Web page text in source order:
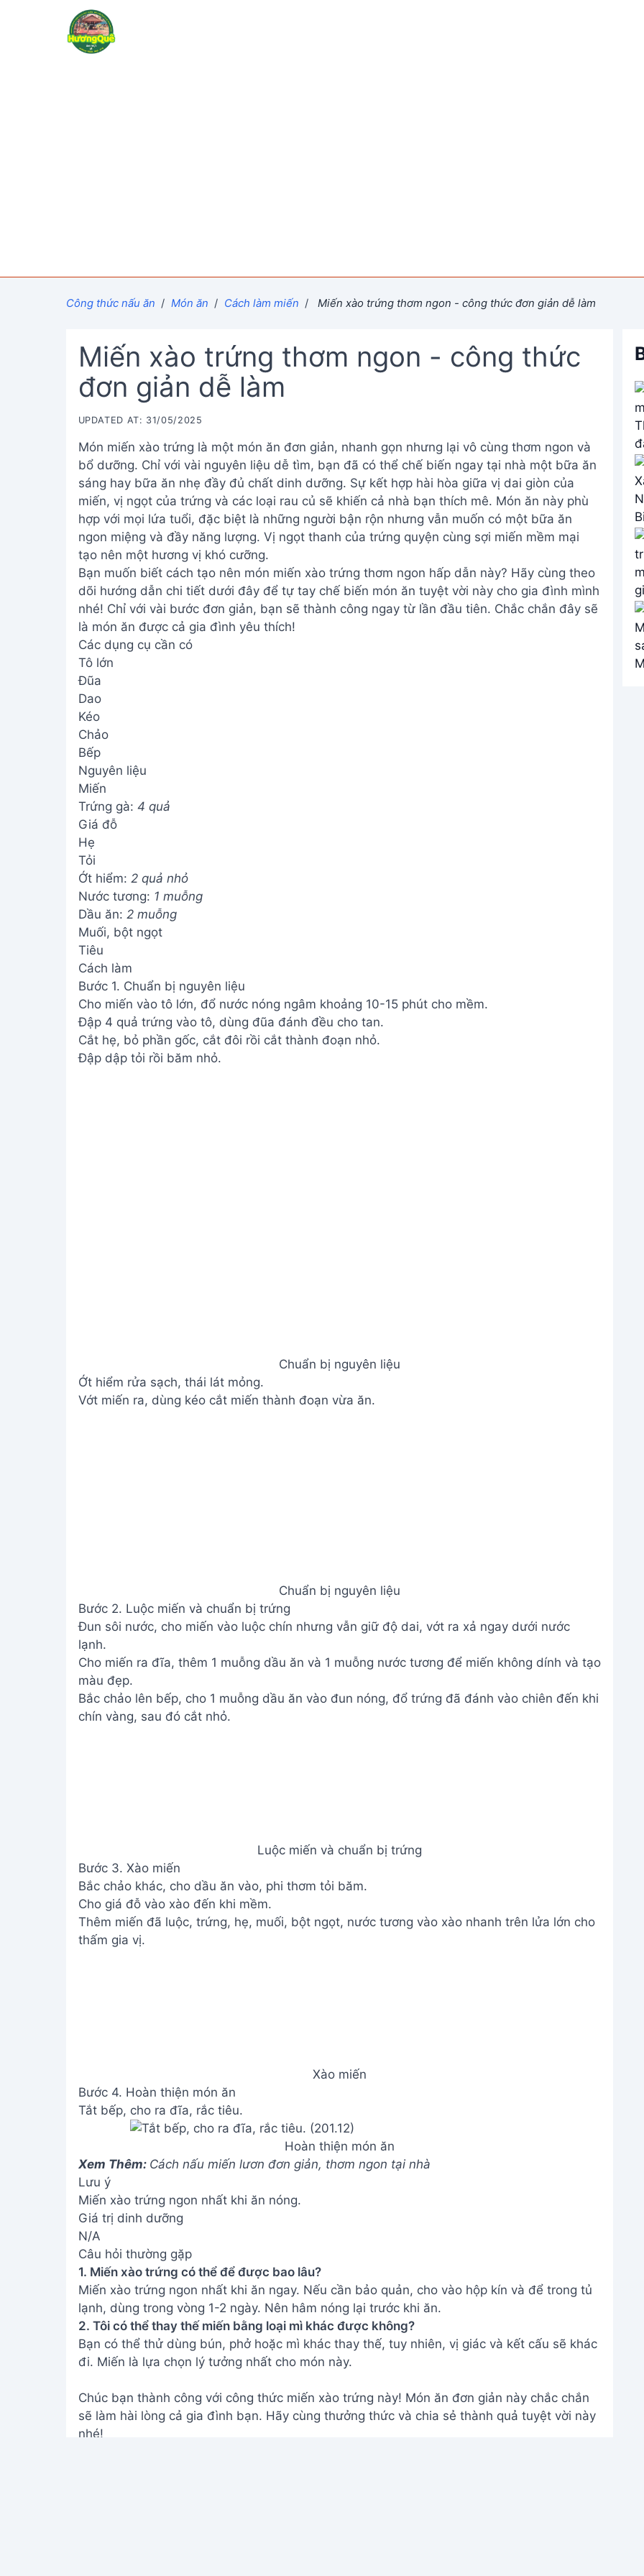
Công thức nấu ăn / Món ăn / Cách làm miến / Miến xào trứng thơm ngon - công thức đơn giản dễ làm
Miến xào trứng thơm ngon - công thức
đơn giản dễ làm
UPDATED AT: 31/05/2025
Món miến xào trứng là một món ăn đơn giản, nhanh gọn nhưng lại vô cùng thơm ngon và
bổ dưỡng. Chỉ với vài nguyên liệu dễ tìm, bạn đã có thể chế biến ngay tại nhà một bữa ăn
sáng hay bữa ăn nhẹ đầy đủ chất dinh dưỡng. Sự kết hợp hài hòa giữa vị dai giòn của
miến, vị ngọt của trứng và các loại rau củ sẽ khiến cả nhà bạn thích mê. Món ăn này phù
hợp với mọi lứa tuổi, đặc biệt là những người bận rộn nhưng vẫn muốn có một bữa ăn
ngon miệng và đầy năng lượng. Vị ngọt thanh của trứng quyện cùng sợi miến mềm mại
tạo nên một hương vị khó cưỡng.
Bạn muốn biết cách tạo nên món miến xào trứng thơm ngon hấp dẫn này? Hãy cùng theo
dõi hướng dẫn chi tiết dưới đây để tự tay chế biến món ăn tuyệt vời này cho gia đình mình
nhé! Chỉ với vài bước đơn giản, bạn sẽ thành công ngay từ lần đầu tiên. Chắc chắn đây sẽ
là món ăn được cả gia đình yêu thích!
Các dụng cụ cần có
Tô lớn
Đũa
Dao
Kéo
Chảo
Bếp
Nguyên liệu
Miến
Trứng gà: 4 quả
Giá đỗ
Hẹ
Tỏi
Ớt hiểm: 2 quả nhỏ
Nước tương: 1 muỗng
Dầu ăn: 2 muỗng
Muối, bột ngọt
Tiêu
Cách làm
Bước 1. Chuẩn bị nguyên liệu
Cho miến vào tô lớn, đổ nước nóng ngâm khoảng 10-15 phút cho mềm.
Đập 4 quả trứng vào tô, dùng đũa đánh đều cho tan.
Cắt hẹ, bỏ phần gốc, cắt đôi rồi cắt thành đoạn nhỏ.
Đập dập tỏi rồi băm nhỏ.
Chuẩn bị nguyên liệu
Ớt hiểm rửa sạch, thái lát mỏng.
Vớt miến ra, dùng kéo cắt miến thành đoạn vừa ăn.
Chuẩn bị nguyên liệu
Bước 2. Luộc miến và chuẩn bị trứng
Đun sôi nước, cho miến vào luộc chín nhưng vẫn giữ độ dai, vớt ra xả ngay dưới nước
lạnh.
Cho miến ra đĩa, thêm 1 muỗng dầu ăn và 1 muỗng nước tương để miến không dính và tạo
màu đẹp.
Bắc chảo lên bếp, cho 1 muỗng dầu ăn vào đun nóng, đổ trứng đã đánh vào chiên đến khi
chín vàng, sau đó cắt nhỏ.
Luộc miến và chuẩn bị trứng
Bước 3. Xào miến
Bắc chảo khác, cho dầu ăn vào, phi thơm tỏi băm.
Cho giá đỗ vào xào đến khi mềm.
Thêm miến đã luộc, trứng, hẹ, muối, bột ngọt, nước tương vào xào nhanh trên lửa lớn cho
thấm gia vị.
Xào miến
Bước 4. Hoàn thiện món ăn
Tắt bếp, cho ra đĩa, rắc tiêu.
Hoàn thiện món ăn
Xem Thêm: Cách nấu miến lươn đơn giản, thơm ngon tại nhà
Lưu ý
Miến xào trứng ngon nhất khi ăn nóng.
Giá trị dinh dưỡng
N/A
Câu hỏi thường gặp
1. Miến xào trứng có thể để được bao lâu?
Miến xào trứng ngon nhất khi ăn ngay. Nếu cần bảo quản, cho vào hộp kín và để trong tủ
lạnh, dùng trong vòng 1-2 ngày. Nên hâm nóng lại trước khi ăn.
2. Tôi có thể thay thế miến bằng loại mì khác được không?
Bạn có thể thử dùng bún, phở hoặc mì khác thay thế, tuy nhiên, vị giác và kết cấu sẽ khác
đi. Miến là lựa chọn lý tưởng nhất cho món này.
Chúc bạn thành công với công thức miến xào trứng này! Món ăn đơn giản này chắc chắn
sẽ làm hài lòng cả gia đình bạn. Hãy cùng thưởng thức và chia sẻ thành quả tuyệt vời này
nhé!